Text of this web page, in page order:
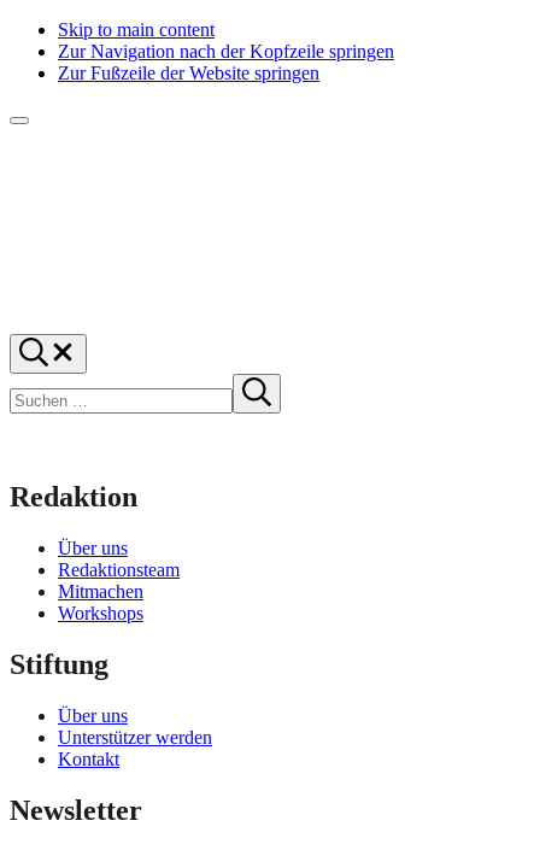
Skip to main content
Zur Navigation nach der Kopfzeile springen
Zur Fußzeile der Website springen
Menü
f1rstlife
Und
was
denkst
du?
Suchen
…
Suche
starten
Redaktion
Über uns
Redaktionsteam
Mitmachen
Workshops
Stiftung
Über uns
Unterstützer werden
Kontakt
Newsletter